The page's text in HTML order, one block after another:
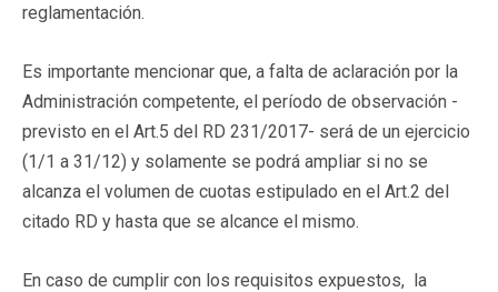
reglamentación.
Es importante mencionar que, a falta de aclaración por la
Administración competente, el período de observación -
previsto en el Art.5 del RD 231/2017- será de un ejercicio
(1/1 a 31/12) y solamente se podrá ampliar si no se
alcanza el volumen de cuotas estipulado en el Art.2 del
citado RD y hasta que se alcance el mismo.
En caso de cumplir con los requisitos expuestos, la